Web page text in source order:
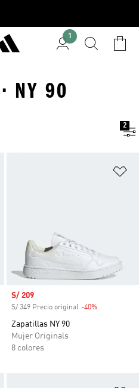
1
NY 90
2
Precio de venta
S/ 209
S/ 349 Precio original -40%
Zapatillas NY 90
Mujer Originals
8 colores